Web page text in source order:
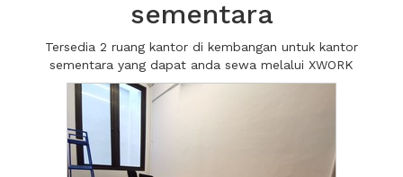
sementara
Tersedia 2 ruang kantor di kembangan untuk kantor
sementara yang dapat anda sewa melalui XWORK